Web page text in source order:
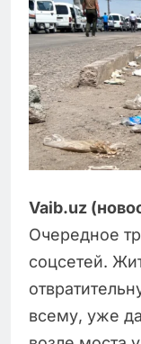
Vaib.uz
Очередное
соцсетей.
всему, уже